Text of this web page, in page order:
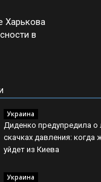
Харькова
в
Украина
Диденко предупредила о
скачках давления: когда
уйдет из Киева
Украина